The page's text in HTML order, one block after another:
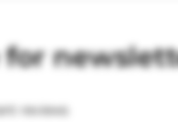
for
reviews